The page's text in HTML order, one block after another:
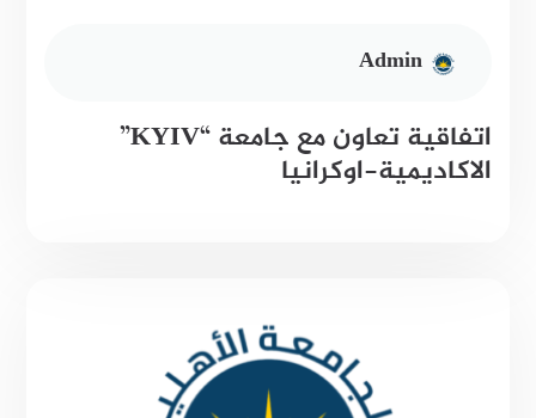
Admin
اتفاقية تعاون مع جامعة “KYIV”
الاكاديمية-اوكرانيا